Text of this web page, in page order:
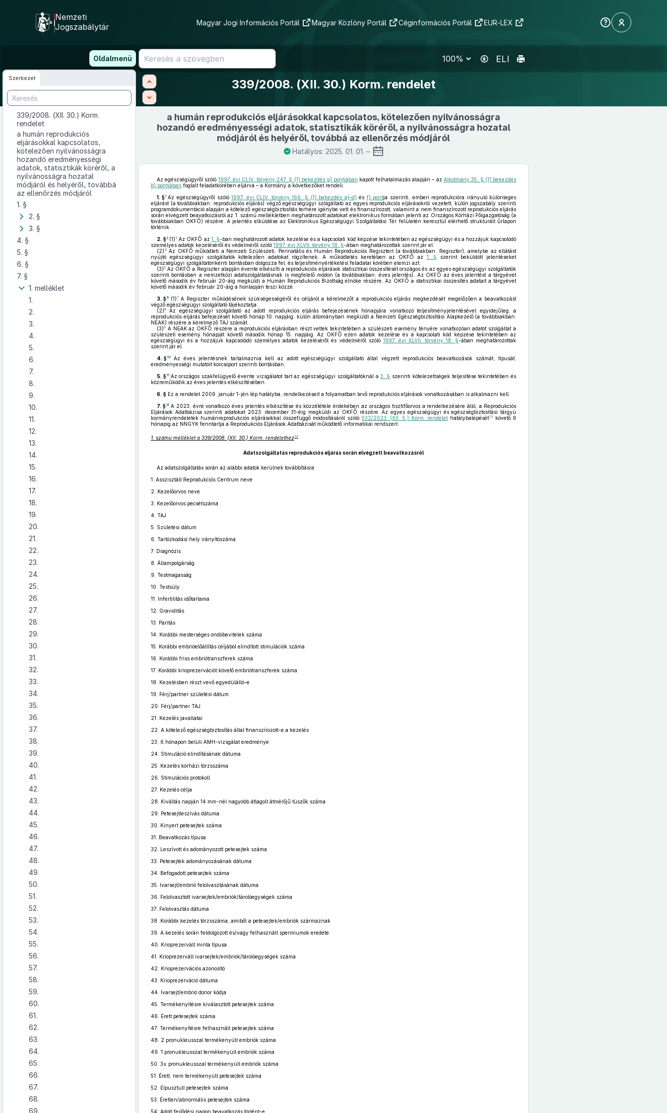
tartalomra
Nemzeti
Jogszabálytár
Magyar Jogi Információs Portál Magyar Közlöny Portál Céginformációs Portál EUR-LEX
Oldalmenü ELI
Szerkezet
339/2008. (XII. 30.) Korm.
rendelet
a humán reprodukciós
eljárásokkal kapcsolatos,
kötelezően nyilvánosságra
hozandó eredményességi
adatok, statisztikák köréről, a
nyilvánosságra hozatal
módjáról és helyéről, továbbá
az ellenőrzés módjáról
1. §
2. §
3. §
4. §
5. §
6. §
7. §
1. melléklet
1.
2.
3.
4.
5.
6.
7.
8.
9.
10.
11.
12.
13.
14.
15.
16.
17.
18.
19.
20.
21.
22.
23.
24.
25.
26.
27.
28.
29.
30.
31.
32.
33.
34.
35.
36.
37.
38.
39.
40.
41.
42.
43.
44.
45.
46.
47.
48.
49.
50.
51.
52.
53.
54.
55.
56.
57.
58.
59.
60.
61.
62.
63.
64.
65.
66.
67.
68.
69.
339/2008. (XII. 30.) Korm. rendelet
a humán reprodukciós eljárásokkal kapcsolatos, kötelezően nyilvánosságra
hozandó eredményességi adatok, statisztikák köréről, a nyilvánosságra hozatal
módjáról és helyéről, továbbá az ellenőrzés módjáról
Hatályos: 2025. 01. 01. –
Az egészségügyről szóló 1997. évi CLIV. törvény 247. § (1) bekezdés p) pontjában kapott felhatalmazás alapján – az Alkotmány 35. § (1) bekezdés
b) pontjában foglalt feladatkörében eljárva – a Kormány a következőket rendeli:
1. §1 Az egészségügyről szóló1997. évi CLIV. törvény 166. § (1) bekezdés a)–d) és f) pontja szerinti, emberi reprodukcióra irányuló különleges
eljárást (a továbbiakban: reprodukciós eljárás) végző egészségügyi szolgáltató az egyes reprodukciós eljárásokról vezetett, külön jogszabály szerinti
programdokumentáció alapján a kötelező egészségbiztosítás terhére igénybe vett és finanszírozott, valamint a nem finanszírozott reprodukciós eljárás
során elvégzett beavatkozásról az 1. számú mellékletben meghatározott adatokat elektronikus formában jelenti az Országos Kórházi Főigazgatóság (a
továbbiakban OKFŐ) részére. A jelentés elküldése az Elektronikus Egészségügyi Szolgáltatási Tér felületén keresztül elérhető strukturált űrlapon
történik.
2. §2 (1)3 Az OKFŐ az 1. §-ban meghatározott adatok kezelése és a kapcsolati kód képzése tekintetében az egészségügyi és a hozzájuk kapcsolódó
személyes adatok kezeléséről és védelméről szóló 1997. évi XLVII. törvény 18. §-ában meghatározottak szerint jár el.
(2)4Az OKFŐ működteti a Nemzeti Szülészeti, Perinatális és Humán Reprodukciós Regisztert (a továbbiakban: Regiszter), amelybe az ellátást
nyújtó egészségügyi szolgáltatók kötelezően adatokat rögzítenek. A működtetés keretében az OKFŐ az 1. §
szerint beküldött jelentéseket
egészségügyi szolgáltatónkénti bontásban dolgozza fel, és teljesítményértékelési feladatai körében elemzi azt.
(3)5Az OKFŐ a Regiszter alapján évente elkészíti a reprodukciós eljárások statisztikai összesítését országos és az egyes egészségügyi szolgáltatók
szerinti bontásban a nemzetközi adatszolgáltatásnak is megfelelő módon (a továbbiakban: éves jelentés). Az OKFŐ az éves jelentést a tárgyévet
követő második év február 20-áig megküldi a Humán Reprodukciós Bizottság elnöke részére. Az OKFŐ a statisztikai összesítés adatait a tárgyévet
követő második év február 20-áig a honlapján teszi közzé.
3. §6 (1)7A Regiszter működésének szükségességéről és céljáról a kérelmezőt a reprodukciós eljárás megkezdését megelőzően a beavatkozást
végző egészségügyi szolgáltató tájékoztatja.
(2)8Az egészségügyi szolgáltató az adott reprodukciós eljárás befejezésének hónapjára vonatkozó teljesítményjelentésével egyidejűleg, a
reprodukciós eljárás befejezését követő hónap 10. napjáig, külön állományban megküldi a Nemzeti Egészségbiztosítási Alapkezelő (a továbbiakban:
NEAK) részére a kérelmező TAJ számát.
(3)9A NEAK az OKFŐ részére a reprodukciós eljárásban részt vettek tekintetében a szülészeti esemény tényére vonatkozóan adatot szolgáltat a
szülészeti esemény hónapját követő második hónap 15. napjáig. Az OKFŐ ezen adatok kezelése és a kapcsolati kód képzése tekintetében az
egészségügyi és a hozzájuk kapcsolódó személyes adatok kezeléséről és védelméről szóló 1997. évi XLVII. törvény 18. §-ában meghatározottak
szerint jár el.
4. §10
Az éves jelentésnek tartalmaznia kell az adott egészségügyi szolgáltató által végzett reprodukciós beavatkozások számát, típusát,
eredményességi mutatóit korcsoport szerinti bontásban.
5. §11 Az országos szakfelügyelő évente vizsgálatot tart az egészségügyi szolgáltatóknál a3. § szerinti kötelezettségek teljesítése tekintetében és
közreműködik az éves jelentés elkészítésében.
6. §Ez a rendelet 2009. január 1-jén lép hatályba, rendelkezéseit a folyamatban levő reprodukciós eljárások vonatkozásában is alkalmazni kell.
7. §12 A 2023. évre vonatkozó éves jelentés elkészítése és közzététele érdekében az országos tisztifőorvos a rendelkezésére álló, a Reprodukciós
Eljárások Adatbázisa szerinti adatokat 2023. december 31-éig megküldi az OKFŐ részére. Az egyes egészségügyi és egészségbiztosítási tárgyú
kormányrendeletek humánreprodukciós eljárásokkal összefüggő módosításáról szóló 532/2023. (XII. 5.) Korm. rendelet hatálybalépését13követő 9
hónapig az NNGYK fenntartja a Reprodukciós Eljárások Adatbázisát működtető informatikai rendszert.
1. számú melléklet a 339/2008. (XII. 30.) Korm. rendelethez14
Adatszolgáltatás reprodukciós eljárás során elvégzett beavatkozásról
Az adatszolgáltatás során az alábbi adatok kerülnek továbbításra:
1. Asszisztált Reprodukciós Centrum neve
2.
Kezelőorvos neve
3.
Kezelőorvos pecsétszáma
4. TAJ
5.
Születési dátum
6. Tartózkodási hely irányítószáma
7. Diagnózis
8. Állampolgárság
9. Testmagasság
10. Testsúly
11.
Infertilitás időtartama
12.
Graviditás
13.
Paritás
14.
Korábbi mesterséges ondóbevitelek száma
15.
Korábbi embrióelőállítás céljából elindított stimulációk száma
16.
Korábbi friss embriótranszferek száma
17. Korábbi krioprezervációt követő embriótranszferek száma
18.
Kezelésben részt vevő egyedülálló-e
19.
Férj/partner születési dátum
20.
Férj/partner TAJ
21.
Kezelés javallatai
22. A kötelező egészségbiztosítás által finanszírozott-e a kezelés
23.
6 hónapon belüli AMH-vizsgálat eredménye
24.
Stimuláció elindításának dátuma
25.
Kezelés kórházi törzsszáma
26.
Stimulációs protokoll
27. Kezelés célja
28.
Kiváltás napján 14 mm-nél nagyobb átlagolt átmérőjű tüszők száma
29.
Petesejtleszívás dátuma
30.
Kinyert petesejtek száma
31.
Beavatkozás típusa
32.
Leszívott és adományozott petesejtek száma
33.
Petesejtek adományozásának dátuma
34.
Befogadott petesejtek száma
35.
Ivarsejt/embrió felolvasztásának dátuma
36.
Felolvasztott ivarsejtek/embriók/tárolóegységek száma
37. Felolvasztás dátuma
38.
Korábbi kezelés törzsszáma, amiből a petesejtek/embriók származnak
39. A kezelés során feldolgozott és/vagy felhasznált spermiumok eredete
40.
Krioprezervált minta típusa
41.
Krioprezervált ivarsejtek/embriók/tárolóegységek száma
42.
Krioprezervációs azonosító
43.
Krioprezerváció dátuma
44.
Ivarsejt/embrió donor kódja
45. Termékenyítésre kiválasztott petesejtek száma
46.
Érett petesejtek száma
47. Termékenyítésre felhasznált petesejtek száma
48.
2 pronukleusszal termékenyült embriók száma
49. 1 pronukleusszal termékenyült embriók száma
50. 3≤ pronukleusszal termékenyült embriók száma
51.
Érett, nem termékenyült petesejtek száma
52.
Elpusztult petesejtek száma
53.
Éretlen/abnormális petesejtek száma
54. Adott fejlődési napon beavatkozás történt-e